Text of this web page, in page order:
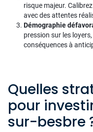
risque majeur.
avec des attentes
Démographie
pression sur les
conséquences à
Quelles
pour
sur-besbre